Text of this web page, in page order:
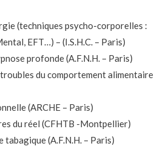
(techniques psycho-corporelles :
EFT…) – (I.S.H.C. – Paris)
profonde (A.F.N.H. – Paris)
du comportement alimentaire
(ARCHE – Paris)
du réel (CFHTB -Montpellier)
tabagique (A.F.N.H. – Paris)